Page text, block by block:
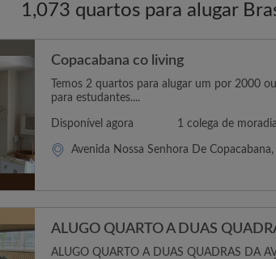
1,073 quartos para alugar
Copacabana co living
Temos 2 quartos para alugar um por 2000
para estudantes....
Disponível agora 1 colega de
Avenida Nossa Senhora De Copacabana,
ALUGO QUARTO A DUAS
ALUGO QUARTO A DUAS QUADRAS DA